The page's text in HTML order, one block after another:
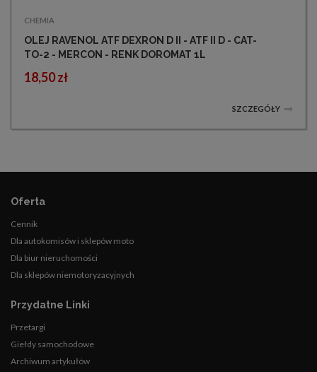
CHEMIA
OLEJ RAVENOL ATF DEXRON D II - ATF II D - CAT-
TO-2 - MERCON - RENK DOROMAT 1L
18,50 zł
SZCZEGÓŁY
Oferta
Cennik
Dla autokomisów i sklepów moto
Dla biur nieruchomości
Dla sklepów niemotoryzacyjnych
Przydatne Linki
Przetargi
Giełdy samochodowe
Archiwum artykułów